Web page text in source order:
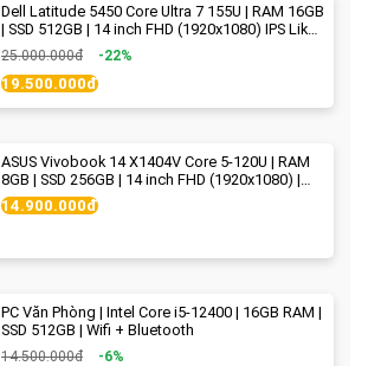
Dell Latitude 5450 Core Ultra 7 155U | RAM 16GB
| SSD 512GB | 14 inch FHD (1920x1080) IPS Like
new
25.000.000đ -22%
19.500.000đ
ASUS Vivobook 14 X1404V Core 5-120U | RAM
8GB | SSD 256GB | 14 inch FHD (1920x1080) |
Quiet Blue - New Fullbox
14.900.000đ
PC Văn Phòng | Intel Core i5-12400 | 16GB RAM |
SSD 512GB | Wifi + Bluetooth
14.500.000đ -6%